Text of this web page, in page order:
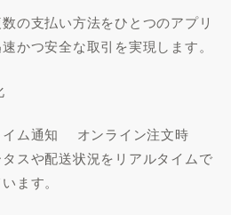
の支払い方法をひとつのアプリ
かつ安全な取引を実現します。
イム通知 オンライン注文時
スや配送状況をリアルタイムで
ます。